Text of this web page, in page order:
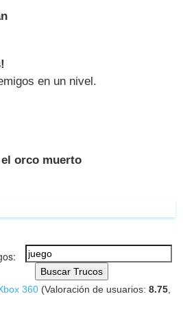
en un nivel.
orco muerto
Buscar Trucos
360 (Valoración de usuarios:8.75,